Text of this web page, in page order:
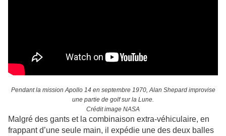
Pendant la mission Apollo 14 en septembre 1970, Alan Shepard improvise
une partie de golf sur la Lune.
Crédit image NASA
Malgré des gants et la combinaison extra-véhiculaire, en
frappant d’une seule main, il expédie une des deux balles